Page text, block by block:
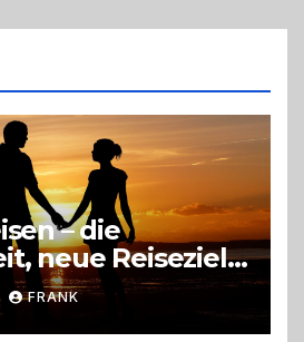
richtige
Entscheidung
– die
neue Reiseziele
FRANK